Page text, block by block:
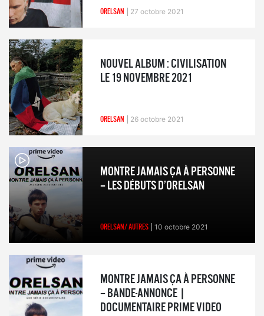
ORELSAN 27 octobre 2021
NOUVEL ALBUM : CIVILISATION
LE 19 NOVEMBRE 2021
ORELSAN 26 octobre 2021
MONTRE JAMAIS ÇA À PERSONNE
– LES DÉBUTS D’ORELSAN
ORELSAN/ AUTRES 10 octobre 2021
MONTRE JAMAIS ÇA À PERSONNE
– BANDE-ANNONCE |
DOCUMENTAIRE PRIME VIDEO